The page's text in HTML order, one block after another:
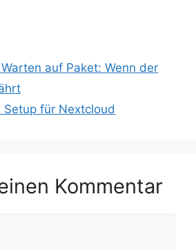
auf Paket: Wenn der
Setup für Nextcloud
Kommentar